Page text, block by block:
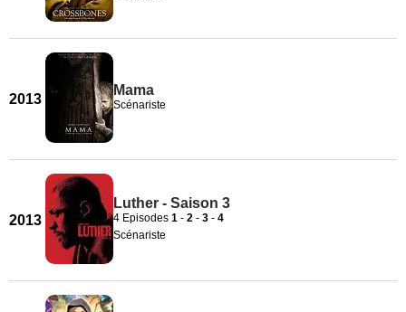
2013
Mama
Scénariste
2013
Luther - Saison 3
4 Episodes 1 - 2 - 3 - 4
Scénariste